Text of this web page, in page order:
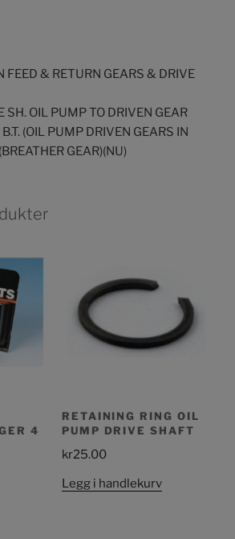
FEED & RETURN GEARS & DRIVE
SH. OIL PUMP TO DRIVEN GEAR
(OIL PUMP DRIVEN GEARS IN
GEAR)(NU)
4
RETAINING RING OIL
PUMP DRIVE SHAFT
kr25.00
Legg i handlekurv